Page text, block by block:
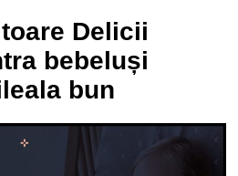
Delicii
bebeluși
bun